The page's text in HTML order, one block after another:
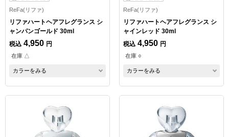
ReFa(リファ)
リファハートヘアフレグランス シ
ャンパンゴールド 30ml
税込 4,950 円
在庫 △
カラーをみる
ReFa(リファ)
リファハートヘアフレグランス シ
ャインレッド 30ml
税込 4,950 円
在庫 ○
カラーをみる